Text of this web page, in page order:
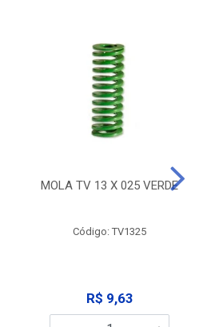
MOLA TV 13 X 025 VERDE
Código: TV1325
R$ 9,63